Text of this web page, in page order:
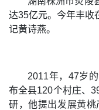
达35亿元。今年丰收
记黄诗燕。
2011年，47岁
布全县120个村庄、
研，他提出发展黄